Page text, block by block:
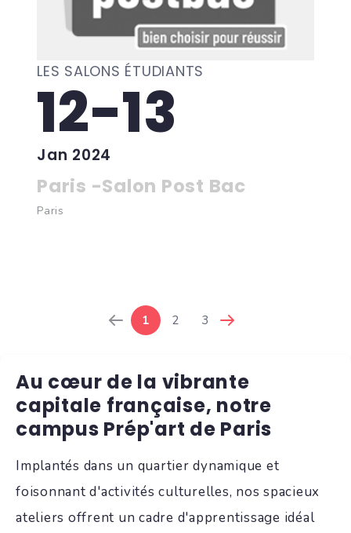
LES SALONS ÉTUDIANTS
12-13
Jan 2024
Paris -Salon Post Bac
Paris
1 2 3
Au cœur de la vibrante
capitale française, notre
campus Prép'art de Paris
Implantés dans un quartier dynamique et
foisonnant d'activités culturelles, nos spacieux
ateliers offrent un cadre d'apprentissage idéal